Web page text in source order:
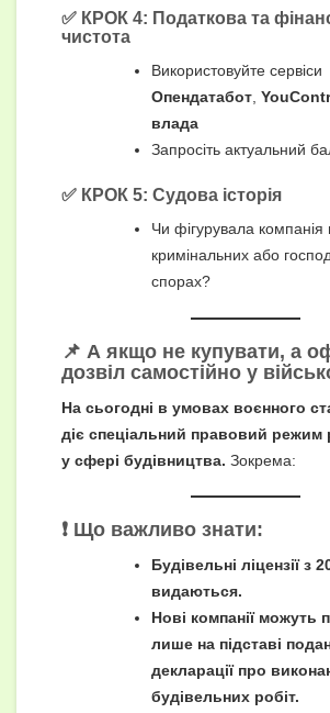
✅ КРОК 4: Податкова та
чистота
Використовуйте сервіси
Опендатабот
влада
Запросіть актуальний
✅ КРОК 5: Судова історія
Чи фігурувала компанія
кримінальних або
спорах?
📌 А якщо не купувати, а
дозвіл самостійно у
На сьогодні в умовах воєнного
діє спеціальний правовий режим
у сфері будівництва. Зокрема:
❗ Що важливо знати:
Будівельні ліцензії з
видаються.
Нові компанії можуть
лише на підставі
декларації про
будівельних робіт.